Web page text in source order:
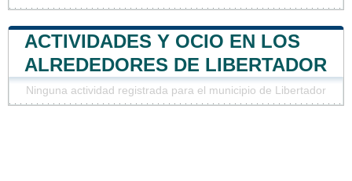
ACTIVIDADES Y OCIO EN LOS
ALREDEDORES DE LIBERTADOR
Ninguna actividad registrada para el municipio de Libertador